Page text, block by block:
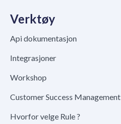
Verktøy
Api dokumentasjon
Integrasjoner
Workshop
Customer Success Management
Hvorfor velge Rule ?